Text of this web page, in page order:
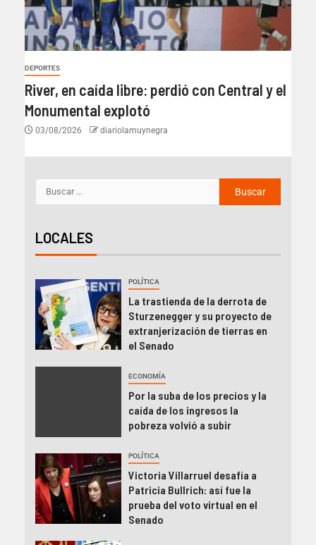
DEPORTES
River, en caída libre: perdió con Central y el
Monumental explotó
03/08/2026 diariolamuynegra
LOCALES
POLÍTICA
La trastienda de la derrota de
Sturzenegger y su proyecto de
extranjerización de tierras en
el Senado
ECONOMÍA
Por la suba de los precios y la
caída de los ingresos la
pobreza volvió a subir
POLÍTICA
Victoria Villarruel desafía a
Patricia Bullrich: así fue la
prueba del voto virtual en el
Senado